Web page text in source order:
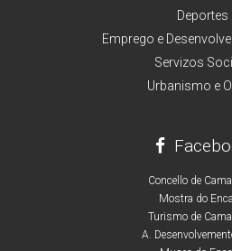
Deportes
Emprego e
Servizos
Urbanismo e
Concello de
Mostra do
Turismo de
A.